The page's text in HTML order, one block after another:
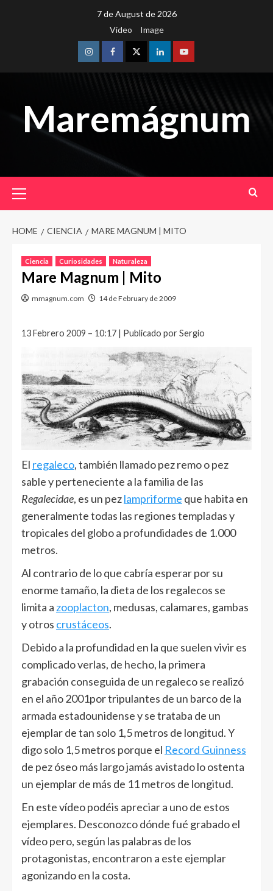
7 de August de 2026
Video
Image
InstagramFacebookTwitterLinkedinYoutube
Maremágnum
Menu
HOME CIENCIA MARE MAGNUM | MITO
Ciencia Curiosidades Naturaleza
Mare Magnum | Mito
mmagnum.com 14 de February de 2009
13 Febrero 2009 – 10:17 | Publicado por Sergio
El regaleco, también llamado pez remo o pez
sable y perteneciente a la familia de las
Regalecidae, es un pezlampriforme que habita en
generalmente todas las regiones templadas y
tropicales del globo a profundidades de 1.000
metros.
Al contrario de lo que cabría esperar por su
enorme tamaño, la dieta de los regalecos se
limita a zooplacton, medusas, calamares, gambas
y otros crustáceos.
Debido a la profundidad en la que suelen vivir es
complicado verlas, de hecho, la primera
grabación conseguida de un regaleco se realizó
en el año 2001por tripulantes de un barco de la
armada estadounidense y se trataba de un
ejemplar de tan solo 1,5 metros de longitud. Y
digo solo 1,5 metros porque el Record Guinness
de pez óseo más largo jamás avistado lo ostenta
un ejemplar de más de 11 metros de longitud.
En este vídeo podéis apreciar a uno de estos
ejemplares. Desconozco dónde fué grabado el
vídeo pero, según las palabras de los
protagonistas, encontraron a este ejemplar
agonizando en la costa.